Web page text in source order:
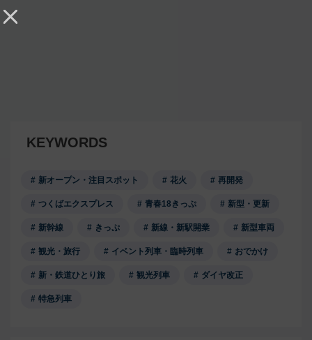
KEYWORDS
新オープン・注目スポット 花火 再開発
つくばエクスプレス 青春18きっぷ 新型・更新
新幹線 きっぷ 新線・新駅開業 新型車両
観光・旅行 イベント列車・臨時列車 おでかけ
新・鉄道ひとり旅 観光列車 ダイヤ改正
特急列車